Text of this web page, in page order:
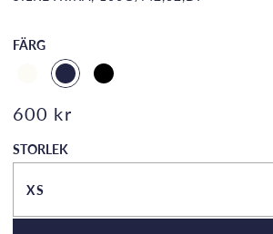
FÄRG
600 kr
STORLEK
XS